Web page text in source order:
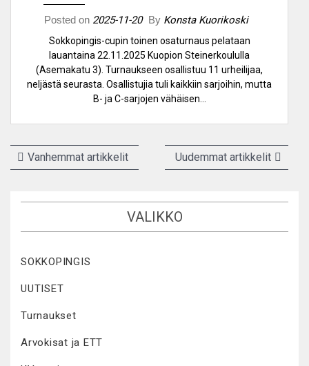
Posted on 2025-11-20 By Konsta Kuorikoski
Sokkopingis-cupin toinen osaturnaus pelataan
lauantaina 22.11.2025 Kuopion Steinerkoululla
(Asemakatu 3). Turnaukseen osallistuu 11 urheilijaa,
neljästä seurasta. Osallistujia tuli kaikkiin sarjoihin, mutta
B- ja C-sarjojen vähäisen…
Artikkelien
Vanhemmat artikkelit Uudemmat artikkelit
VALIKKO
SOKKOPINGIS
UUTISET
Turnaukset
Arvokisat ja ETT